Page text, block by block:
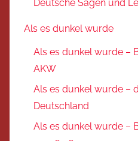
Deutsche Sagen und
Als es dunkel wurde
Als es dunkel wurde –
AKW
Als es dunkel wurde –
Deutschland
Als es dunkel wurde –